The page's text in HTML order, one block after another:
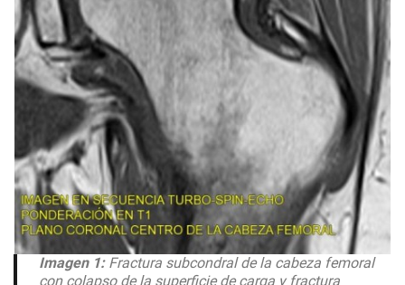
Imagen 1:Fractura subcondral de la cabeza femoral
con colapso de la superficie de carga y fractura